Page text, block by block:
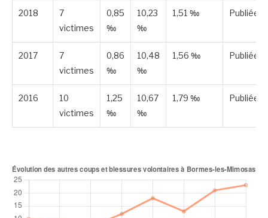
2018
7
victimes
0,85
‰
10,23
‰
1,51 ‰ Publiée
2017
7
victimes
0,86
‰
10,48
‰
1,56 ‰ Publiée
2016
10
victimes
1,25
‰
10,67
‰
1,79 ‰ Publiée